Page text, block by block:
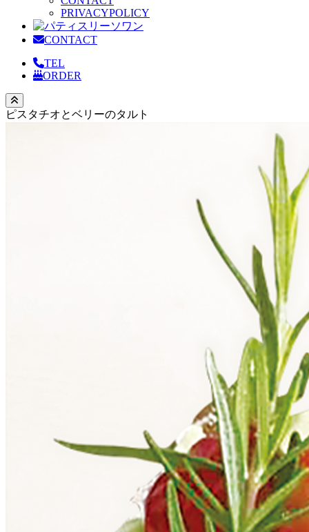
PRIVACYPOLICY
CONTACT
TEL
ORDER
ピスタチオとベリーのタルト